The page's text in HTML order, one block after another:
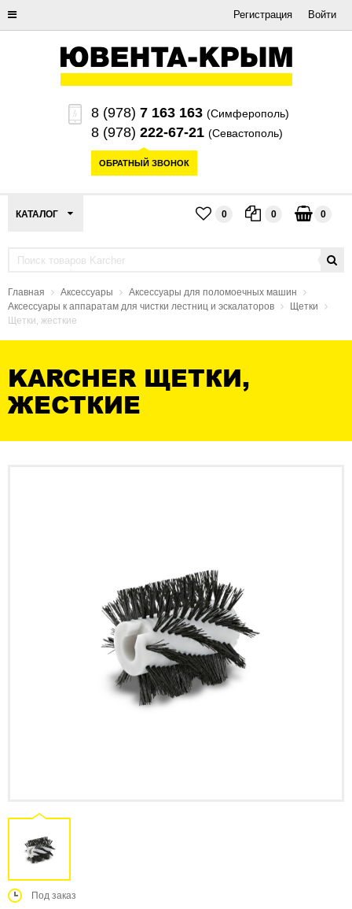
Регистрация Войти
8 (978) 7 163 163 (Симферополь)
8 (978) 222-67-21 (Севастополь)
ОБРАТНЫЙ ЗВОНОК
КАТАЛОГ 0 0 0
Главная Аксессуары
Аксессуары для поломоечных машин
Аксессуары к аппаратам для чистки лестниц и эскалаторов
Щетки
Щетки, жесткие
KARCHER ЩЕТКИ,
ЖЕСТКИЕ
Под заказ